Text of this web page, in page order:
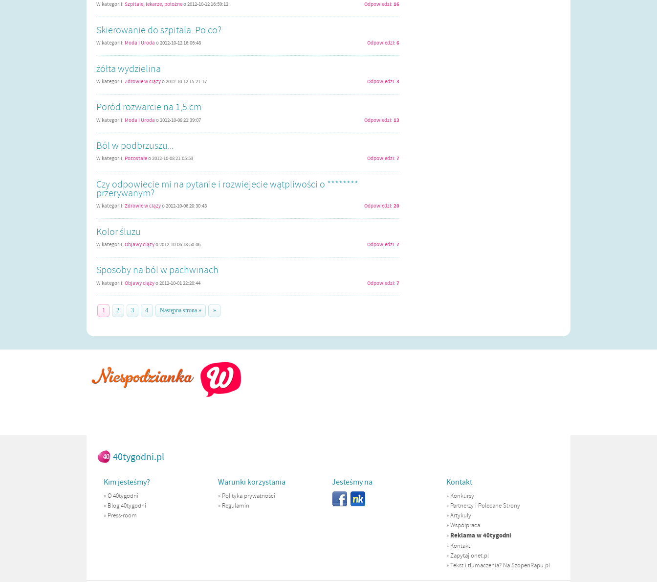
W kategorii: Szpitale, lekarze, położneo2012-10-12 16:59:12 Odpowiedzi: 16
Skierowanie do szpitala. Po co?
W kategorii: Moda i Uroda o2012-10-12 16:06:48 Odpowiedzi: 6
żółta wydzielina
W kategorii: Zdrowie w ciążyo2012-10-12 15:21:17 Odpowiedzi: 3
Poród rozwarcie na 1,5 cm
W kategorii: Moda i Uroda o2012-10-08 21:39:07 Odpowiedzi: 13
Ból w podbrzuszu...
W kategorii: Pozostałeo2012-10-08 21:05:53 Odpowiedzi: 7
Czy odpowiecie mi na pytanie i rozwiejecie wątpliwości o ********
przerywanym?
W kategorii: Zdrowie w ciążyo2012-10-06 20:30:43 Odpowiedzi: 20
Kolor śluzu
W kategorii: Objawy ciążyo2012-10-06 18:50:06 Odpowiedzi: 7
Sposoby na ból w pachwinach
W kategorii: Objawy ciążyo2012-10-01 22:20:44 Odpowiedzi: 7
1 2 3 4 Następna strona » »
40tygodni.pl
Kim jesteśmy?
»O 40tygodni
» Blog 40tygodni
» Press-room
Warunki korzystania
» Polityka prywatności
» Regulamin
Jesteśmy na Kontakt
» Konkursy
» Partnerzy i Polecane Strony
»Artykuły
»Współpraca
» Reklama w 40tygodni
» Kontakt
»Zapytaj.onet.pl
»Tekst i tłumaczenia? Na SzopenRapu.pl